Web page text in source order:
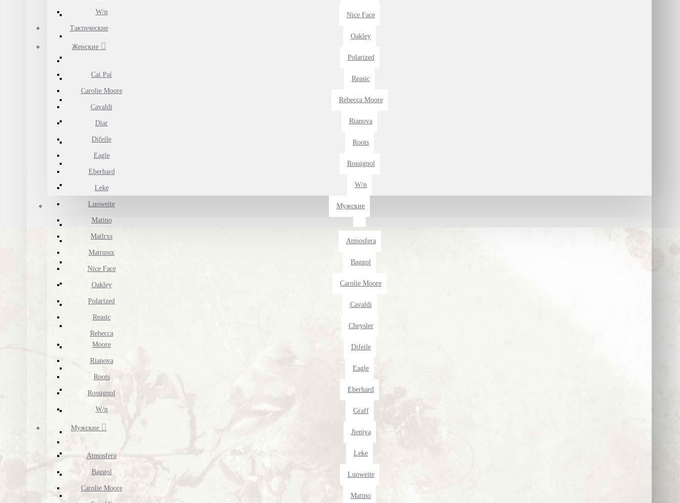
Nice Face
Oakley
Polarized
Reasic
Rebecca Moore
Rianova
Roots
Rossignol
W/n
Мужские
Atmosfera
Baggol
Carolie Moore
Cavaldi
Cheysler
Difeile
Eagle
Eberhard
Graff
Jieniya
Leke
Luoweite
Matino
W/n
Тактические
Женские
Cai Pai
Carolie Moore
Cavaldi
Diar
Difeile
Eagle
Eberhard
Leke
Luoweite
Matino
Matlrxs
Matrussx
Nice Face
Oakley
Polarized
Reasic
Rebecca
Moore
Rianova
Roots
Rossignol
W/n
Мужские
Atmosfera
Baggol
Carolie Moore